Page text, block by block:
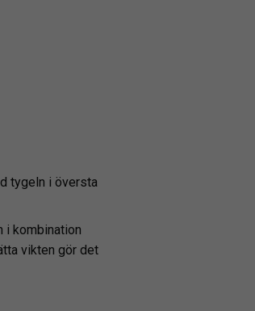
tygeln i översta
i kombination
vikten gör det